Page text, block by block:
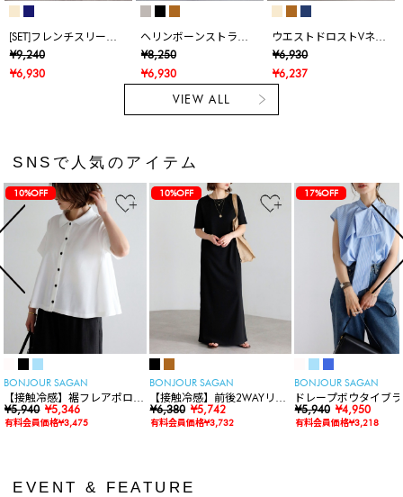
[SET]フレンチスリーブ
スキッパーシャツ×裾ボ
タンカーゴパンツ
¥9,240
¥6,930
ヘリンボーンストライ
プサス付きパンツ
¥8,250
¥6,930
ウエストドロストVネッ
クオールインワン
¥6,930
¥6,237
VIEW ALL
SNSで人気のアイテム
10%OFF
BONJOUR SAGAN
【接触冷感】裾フレアポロシ
ャツ
¥5,940 ¥5,346
有料会員価格¥3,475
10%OFF
BONJOUR SAGAN
【接触冷感】前後2WAYリブ
カットワンピース
¥6,380 ¥5,742
有料会員価格¥3,732
17%OFF
BONJOUR SAGAN
ドレープボウタイブ
ス
¥5,940 ¥4,950
有料会員価格¥3,218
EVENT & FEATURE